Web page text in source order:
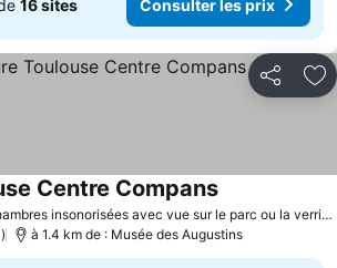
16 sites Consulter les prix
Partager
Des chambres insonorisées avec vue sur le parc ou la verrière
Centre Compans
à 1.4 km de : Musée des Augustins